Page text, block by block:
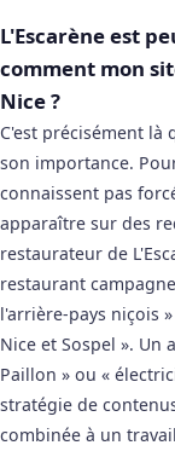
L'Escarène est
comment mon
Nice ?
C'est précisément
son importance.
connaissent pas
apparaître sur des
restaurateur de
restaurant
l'arrière-pays niçois
Nice et Sospel ».
Paillon » ou «
stratégie de
combinée à un